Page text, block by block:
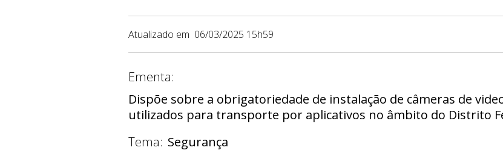
Atualizado em 06/03/2025 15h59
Ementa:
Dispõe sobre a obrigatoriedade de instalação de câmeras de
utilizados para transporte por aplicativos no âmbito do Distrito
Tema: Segurança